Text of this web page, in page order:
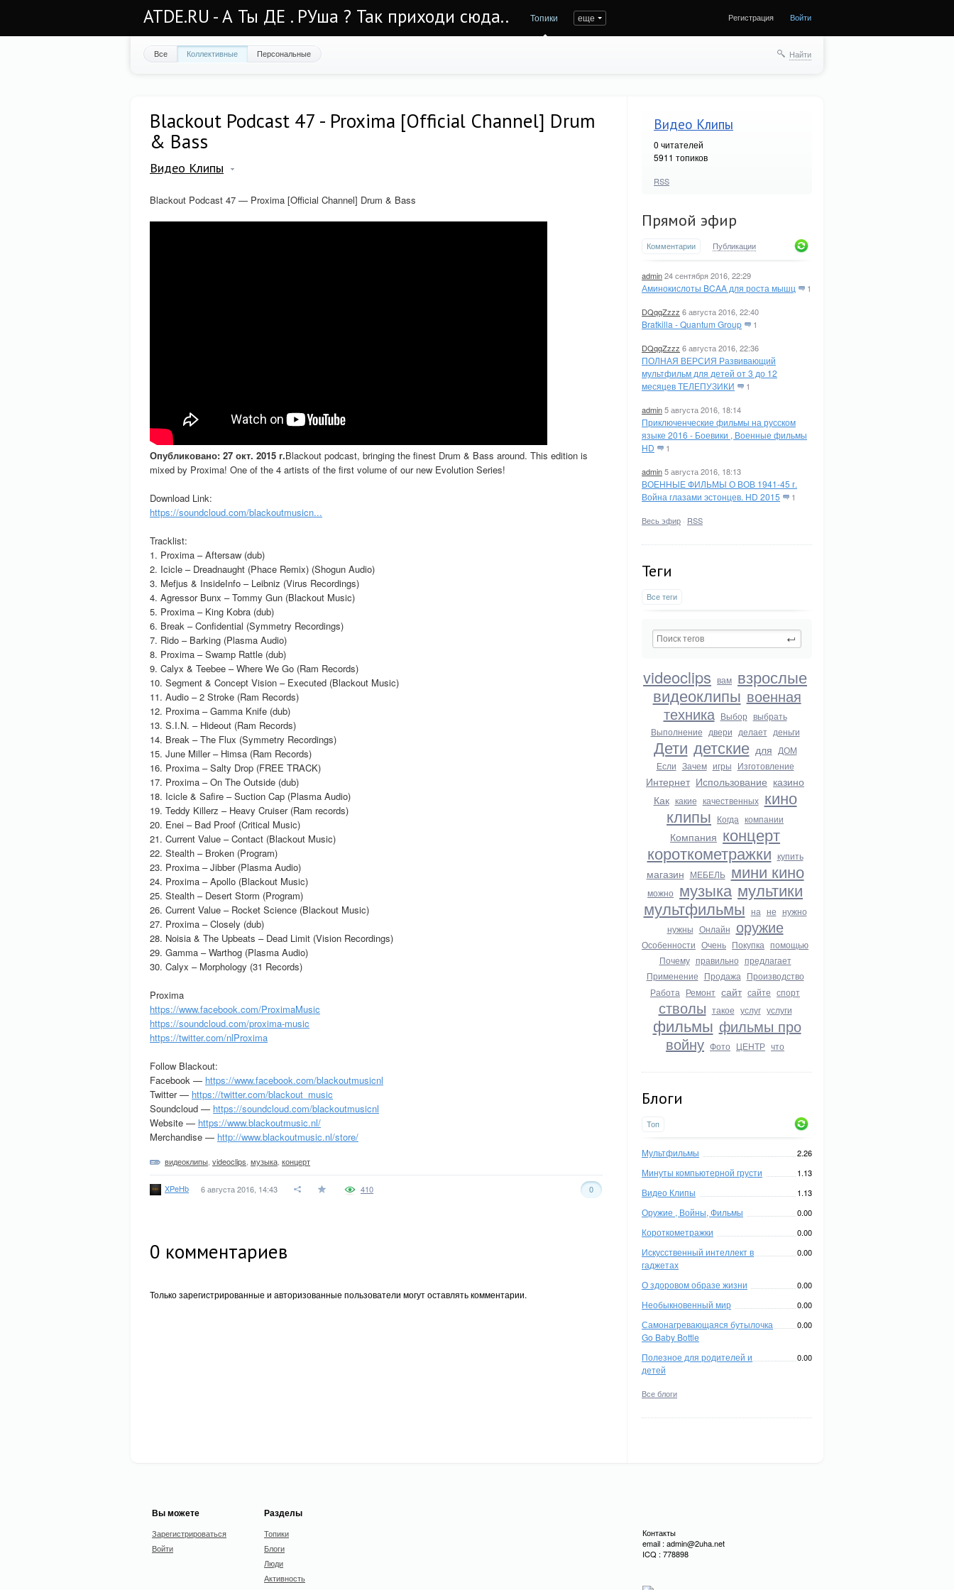
ATDE.RU - А Ты ДЕ . РУша ? Так приходи сюда.. Топики еще Регистрация Войти
Все Коллективные Персональные Найти
Видео Клипы
0 читателей
5911 топиков
RSS
Прямой эфир
Комментарии Публикации
admin24 сентября 2016, 22:29
Аминокислоты BCAA для роста мышц 1
DQqqZzzz 6 августа 2016, 22:40
Bratkilla - Quantum Group 1
DQqqZzzz 6 августа 2016, 22:36
ПОЛНАЯ ВЕРСИЯ Развивающий
мультфильм для детей от 3 до 12
месяцев ТЕЛЕПУЗИКИ
1
admin5 августа 2016, 18:14
Приключенческие фильмы на русском
языке 2016 - Боевики , Военные фильмы
HD
1
admin5 августа 2016, 18:13
ВОЕННЫЕ ФИЛЬМЫ О ВОВ 1941-45 г.
Война глазами эстонцев. HD 2015
1
Весь эфир · RSS
Теги
Все теги
videoclips вам взрослые
видеоклипы военная
техника Выбор выбрать
Выполнение двери делает деньги
Дети детские для ДОМ
Если Зачем игры Изготовление
Интернет Использование казино
Как какие качественных кино
клипы Когда компании
Компания концерт
короткометражки купить
магазин МЕБЕЛЬ мини кино
можно музыка мультики
мультфильмы на не нужно
нужны Онлайн оружие
Особенности Очень Покупка помощью
Почему правильно предлагает
Применение Продажа Производство
Работа Ремонт сайт сайте спорт
стволы такое услуг услуги
фильмы фильмы про
войну Фото ЦЕНТР что
Блоги
Топ
Мультфильмы 2.26
Минуты компьютерной грусти 1.13
Видео Клипы 1.13
Оружие , Войны, Фильмы 0.00
Короткометражки 0.00
Искусственный интеллект в
гаджетах
0.00
О здоровом образе жизни 0.00
Необыкновенный мир 0.00
Самонагревающаяся бутылочка
Go Baby Bottle
0.00
Полезное для родителей и
детей
0.00
Все блоги
Blackout Podcast 47 - Proxima [Official Channel] Drum
& Bass
Видео Клипы
Blackout Podcast 47 — Proxima [Official Channel] Drum & Bass
Опубликовано: 27 окт. 2015 г.Blackout podcast, bringing the finest Drum & Bass around. This edition is
mixed by Proxima! One of the 4 artists of the first volume of our new Evolution Series!
Download Link:
https://soundcloud.com/blackoutmusicn...
Tracklist:
1. Proxima – Aftersaw (dub)
2. Icicle – Dreadnaught (Phace Remix) (Shogun Audio)
3. Mefjus & InsideInfo – Leibniz (Virus Recordings)
4. Agressor Bunx – Tommy Gun (Blackout Music)
5. Proxima – King Kobra (dub)
6. Break – Confidential (Symmetry Recordings)
7. Rido – Barking (Plasma Audio)
8. Proxima – Swamp Rattle (dub)
9. Calyx & Teebee – Where We Go (Ram Records)
10. Segment & Concept Vision – Executed (Blackout Music)
11. Audio – 2 Stroke (Ram Records)
12. Proxima – Gamma Knife (dub)
13. S.I.N. – Hideout (Ram Records)
14. Break – The Flux (Symmetry Recordings)
15. June Miller – Himsa (Ram Records)
16. Proxima – Salty Drop (FREE TRACK)
17. Proxima – On The Outside (dub)
18. Icicle & Safire – Suction Cap (Plasma Audio)
19. Teddy Killerz – Heavy Cruiser (Ram records)
20. Enei – Bad Proof (Critical Music)
21. Current Value – Contact (Blackout Music)
22. Stealth – Broken (Program)
23. Proxima – Jibber (Plasma Audio)
24. Proxima – Apollo (Blackout Music)
25. Stealth – Desert Storm (Program)
26. Current Value – Rocket Science (Blackout Music)
27. Proxima – Closely (dub)
28. Noisia & The Upbeats – Dead Limit (Vision Recordings)
29. Gamma – Warthog (Plasma Audio)
30. Calyx – Morphology (31 Records)
Proxima
https://www.facebook.com/ProximaMusic
https://soundcloud.com/proxima-music
https://twitter.com/nlProxima
Follow Blackout:
Facebook — https://www.facebook.com/blackoutmusicnl
Twitter — https://twitter.com/blackout_music
Soundcloud — https://soundcloud.com/blackoutmusicnl
Website — https://www.blackoutmusic.nl/
Merchandise — http://www.blackoutmusic.nl/store/
видеоклипы videoclips музыка концерт
XPeHb 6 августа 2016, 14:43 0
410
0 комментариев
Только зарегистрированные и авторизованные пользователи могут оставлять комментарии.
Вы можете
Зарегистрироваться
Войти
Разделы
Топики
Блоги
Люди
Активность
Контакты
email : admin@2uha.net
ICQ : 778898